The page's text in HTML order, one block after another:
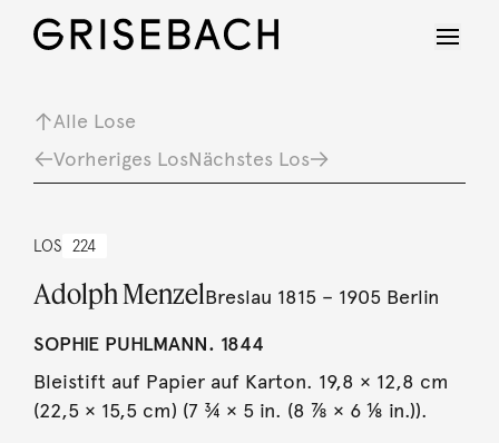
Alle Lose
Vorheriges LosNächstes Los
LOS 224
Adolph MenzelBreslau 1815 – 1905 Berlin
SOPHIE PUHLMANN. 1844
Bleistift auf Papier auf Karton. 19,8 × 12,8 cm
(22,5 × 15,5 cm) (7 ¾ × 5 in. (8 ⅞ × 6 ⅛ in.)).